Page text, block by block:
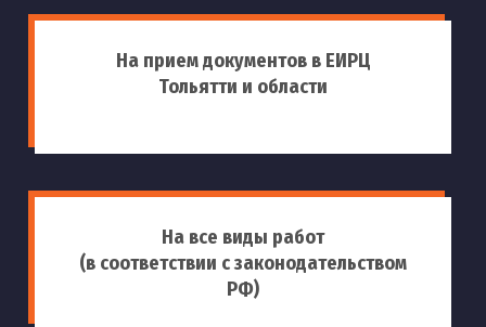
На прием документов в ЕИРЦ
Тольятти и области
На все виды работ
(в соответствии с законодательством
РФ)